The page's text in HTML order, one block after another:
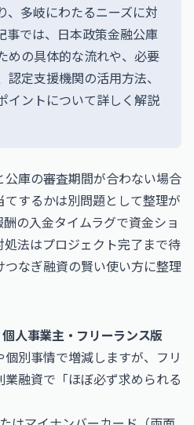
、多岐にわたるニーズに対
事では、日本政策金融公庫
めの具体的な流れや、必要
定支援機関の活用方法、
イントについて詳しく解説
庫の審査期間が合わない場合
するかは別問題として整理が
の入金タイムラグで資金ショ
処法はプロジェクト完了まで待
なぎ融資の賢い使い方に整理
人事業主・フリーランス版
別事情で増減しますが、フリ
融資で「ほぼ必ず求められる